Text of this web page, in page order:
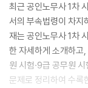
최근 공인노무사 1차
서의 부속법령이 차지
재는 공인노무사 1차
한 자세하게 소개하고
원 시험·9급 공무원
문제로 정리하여 수록